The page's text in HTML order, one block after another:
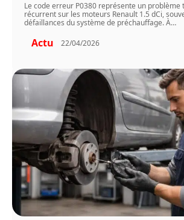
Le code erreur P0380 représente un problème
récurrent sur les moteurs Renault 1.5 dCi,
défaillances du système de préchauffage. À…
Actu 22/04/2026